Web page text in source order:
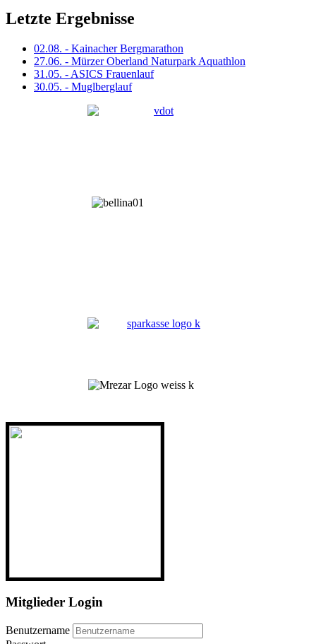
Letzte Ergebnisse
02.08. - Kainacher Bergmarathon
27.06. - Mürzer Oberland Naturpark Aquathlon
31.05. - ASICS Frauenlauf
30.05. - Muglberglauf
Mitglieder Login
Benutzername